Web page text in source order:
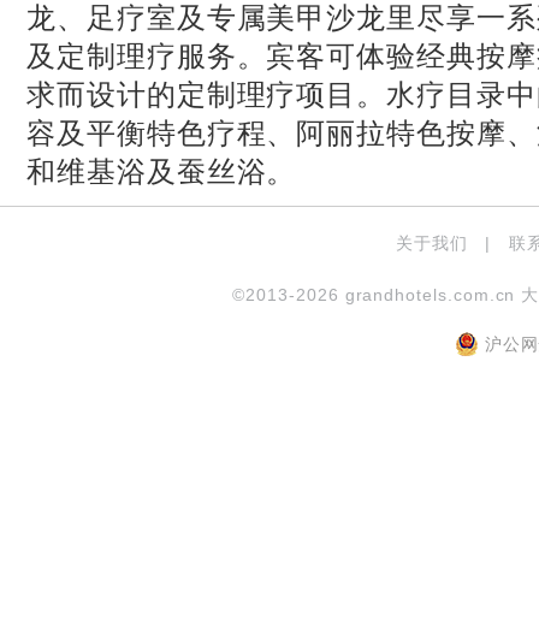
龙、足疗室及专属美甲沙龙里尽享一
及定制理疗服务。宾客可体验经典按
求而设计的定制理疗项目。水疗目录
容及平衡特色疗程、阿丽拉特色按摩
和维基浴及蚕丝浴。
关于我们 | 联
©2013-2026 grandhotels.com.cn
沪公